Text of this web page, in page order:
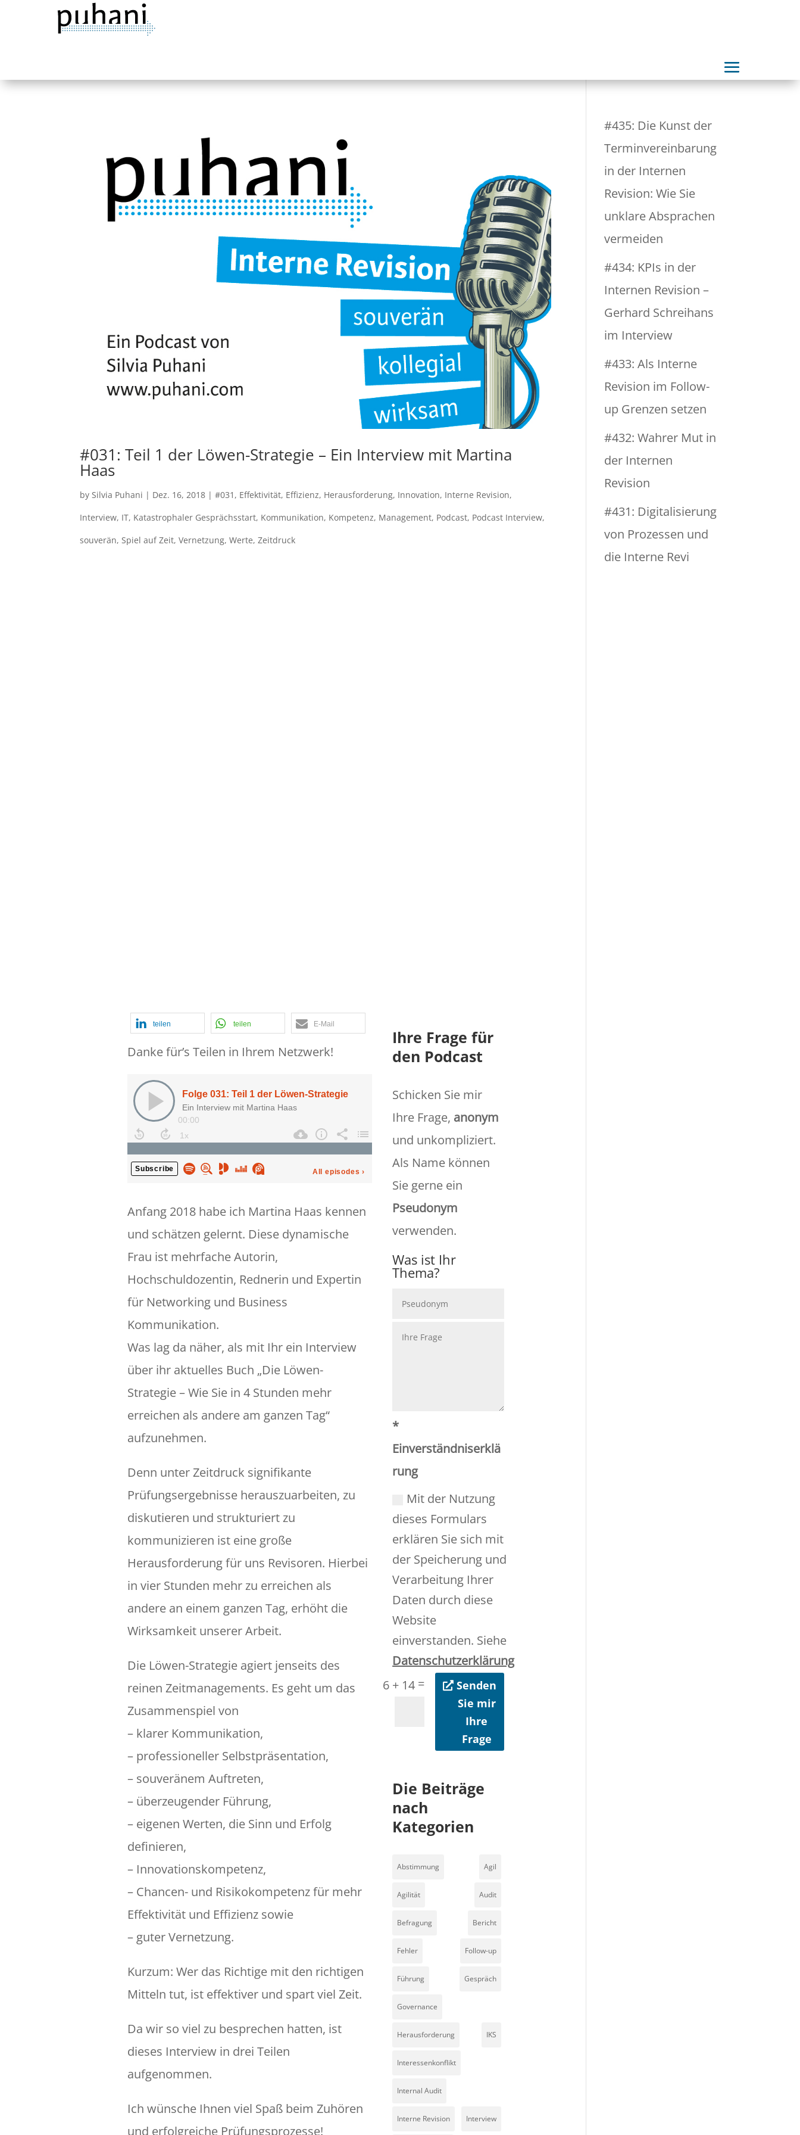
#031: Teil 1 der Löwen-Strategie – Ein Interview mit Martina
Haas
bySilvia Puhani | Dez. 16, 2018 |#031 , Effektivität, Effizienz, Herausforderung, Innovation, Interne Revision,
Interview, IT, Katastrophaler Gesprächsstart, Kommunikation, Kompetenz, Management, Podcast, Podcast Interview,
souverän,Spiel auf Zeit,Vernetzung,Werte,Zeitdruck
teilen teilen E-Mail
Danke für’s Teilen in Ihrem Netzwerk!
Anfang 2018 habe ich Martina Haas kennen
und schätzen gelernt. Diese dynamische
Frau ist mehrfache Autorin,
Hochschuldozentin, Rednerin und Expertin
für Networking und Business
Kommunikation.
Was lag da näher, als mit Ihr ein Interview
über ihr aktuelles Buch „Die Löwen-
Strategie – Wie Sie in 4 Stunden mehr
erreichen als andere am ganzen Tag“
aufzunehmen.
Denn unter Zeitdruck signifikante
Prüfungsergebnisse herauszuarbeiten, zu
diskutieren und strukturiert zu
kommunizieren ist eine große
Herausforderung für uns Revisoren. Hierbei
in vier Stunden mehr zu erreichen als
andere an einem ganzen Tag, erhöht die
Wirksamkeit unserer Arbeit.
Die Löwen-Strategie agiert jenseits des
reinen Zeitmanagements. Es geht um das
Zusammenspiel von
– klarer Kommunikation,
– professioneller Selbstpräsentation,
– souveränem Auftreten,
– überzeugender Führung,
– eigenen Werten, die Sinn und Erfolg
definieren,
– Innovationskompetenz,
– Chancen- und Risikokompetenz für mehr
Effektivität und Effizienz sowie
– guter Vernetzung.
Kurzum: Wer das Richtige mit den richtigen
Mitteln tut, ist effektiver und spart viel Zeit.
Da wir so viel zu besprechen hatten, ist
dieses Interview in drei Teilen
aufgenommen.
Ich wünsche Ihnen viel Spaß beim Zuhören
und erfolgreiche Prüfungsprozesse!
Ihre Frage für
den Podcast
Schicken Sie mir
Ihre Frage, anonym
und unkompliziert.
Als Name können
Sie gerne ein
Pseudonym
verwenden.
Was ist Ihr
Thema?
*
Einverständniserklä
rung
Mit der Nutzung
dieses Formulars
erklären Sie sich mit
der Speicherung und
Verarbeitung Ihrer
Daten durch diese
Website
einverstanden. Siehe
Datenschutzerklärung
6 + 14 =
Senden
Sie mir
Ihre
Frage
Die Beiträge
nach
Kategorien
Abstimmung Agil
Agilität Audit
Befragung Bericht
Fehler Follow-up
Führung Gespräch
Governance
Herausforderung IKS
Interessenkonflikt
Internal Audit
Interne Revision Interview
#435: Die Kunst der
Terminvereinbarung
in der Internen
Revision: Wie Sie
unklare Absprachen
vermeiden
#434: KPIs in der
Internen Revision –
Gerhard Schreihans
im Interview
#433: Als Interne
Revision im Follow-
up Grenzen setzen
#432: Wahrer Mut in
der Internen
Revision
#431: Digitalisierung
von Prozessen und
die Interne Revi